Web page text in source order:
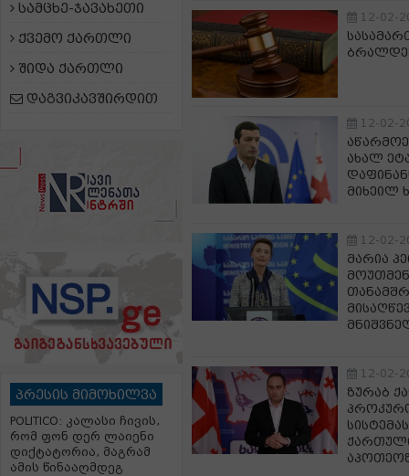
სამცხე-ჯავახეთი
ქვემო ქართლი
შიდა ქართლი
დაგვიკავშირდით
პრესის მიმოხილვა
POLITICO: კალასი ჩივის,
რომ ფონ დერ ლაიენი
დიქტატორია, მაგრამ
ამის წინააღმდეგ
12-02-
12-02-
ახალ
მიხეილ
12-02-
მარია
12-02-
ზურაბ